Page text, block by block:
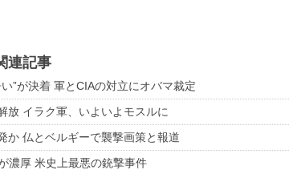
連記事
”が決着 軍とCIAの対立にオバマ裁定
放 イラク軍、いよいよモスルに
か 仏とベルギーで襲撃画策と報道
濃厚 米史上最悪の銃撃事件